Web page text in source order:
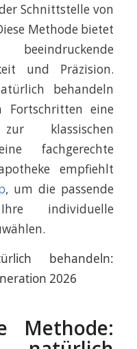
Schnittstelle von
Methode bietet
und Präzision.
behandeln
Fortschritten eine
klassischen
fachgerechte
empfiehlt
, um die passende
individuelle
Methode: